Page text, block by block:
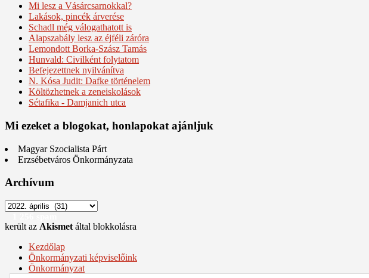
Mi lesz a Vásárcsarnokkal?
Lakások, pincék árverése
Schadl még válogathatott is
Alapszabály lesz az éjféli záróra
Lemondott Borka-Szász Tamás
Hunvald: Civilként folytatom
Befejezettnek nyilvánítva
N. Kósa Judit: Dafke történelem
Költözhetnek a zeneiskolások
Sétafika - Damjanich utca
Mi ezeket a blogokat, honlapokat ajánljuk
Magyar Szocialista Párt
Erzsébetváros Önkormányzata
Archívum
Archívum
került az Akismet által blokkolásra
Kezdőlap
Önkormányzati képviselőink
Önkormányzat